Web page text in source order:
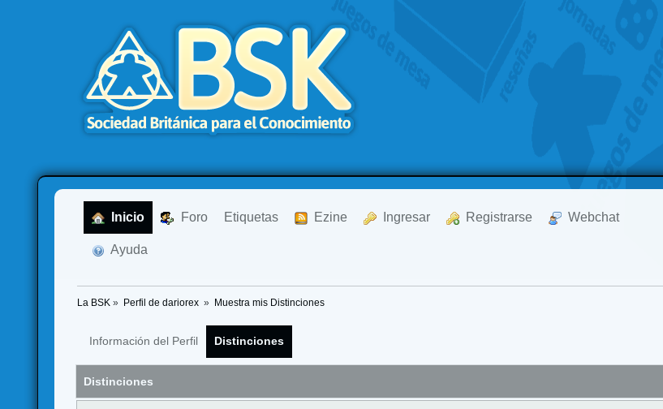
Inicio Foro Etiquetas Ezine Ingresar Registrarse Webchat
Ayuda
La BSK » Perfil de dariorex » Muestra mis Distinciones
Información del Perfil Distinciones
Distinciones